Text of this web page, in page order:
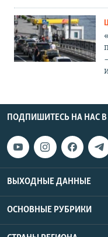
ПОДПИШИТЕСЬ НА НАС В
ВЫХОДНЫЕ ДАННЫЕ
ОСНОВНЫЕ РУБРИКИ